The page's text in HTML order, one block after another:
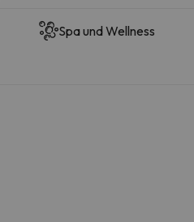
Spa und Wellness